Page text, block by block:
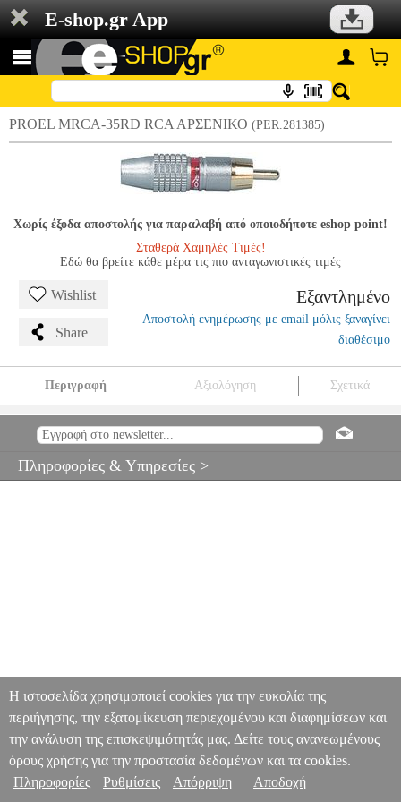
E-shop.gr App
PROEL MRCA-35RD RCA AΡΣΕΝΙΚΟ (PER.281385)
Χωρίς έξοδα αποστολής για παραλαβή από οποιοδήποτε eshop point!
Σταθερά Χαμηλές Τιμές!
Εδώ θα βρείτε κάθε μέρα τις πιο ανταγωνιστικές τιμές
Wishlist
Share
Εξαντλημένο
Αποστολή ενημέρωσης με email μόλις ξαναγίνει
διαθέσιμο
Περιγραφή Αξιολόγηση Σχετικά
PROEL PROEL ΚΑΛΩΔΙΟ ΗΧΟΥ-ΕΙΚΟΝΑΣ
PROEL MRCA-
0
Πληροφορίες & Υπηρεσίες >
Η ιστοσελίδα χρησιμοποιεί cookies για την ευκολία της
περιήγησης, την εξατομίκευση περιεχομένου και διαφημίσεων και
την ανάλυση της επισκεψιμότητάς μας. Δείτε τους ανανεωμένους
όρους χρήσης για την προστασία δεδομένων και τα cookies.
Πληροφορίες
Ρυθμίσεις Απόρριψη Αποδοχή